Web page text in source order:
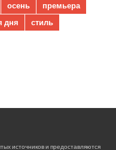
осень
премьера
дня
стиль
источников и предоставляются